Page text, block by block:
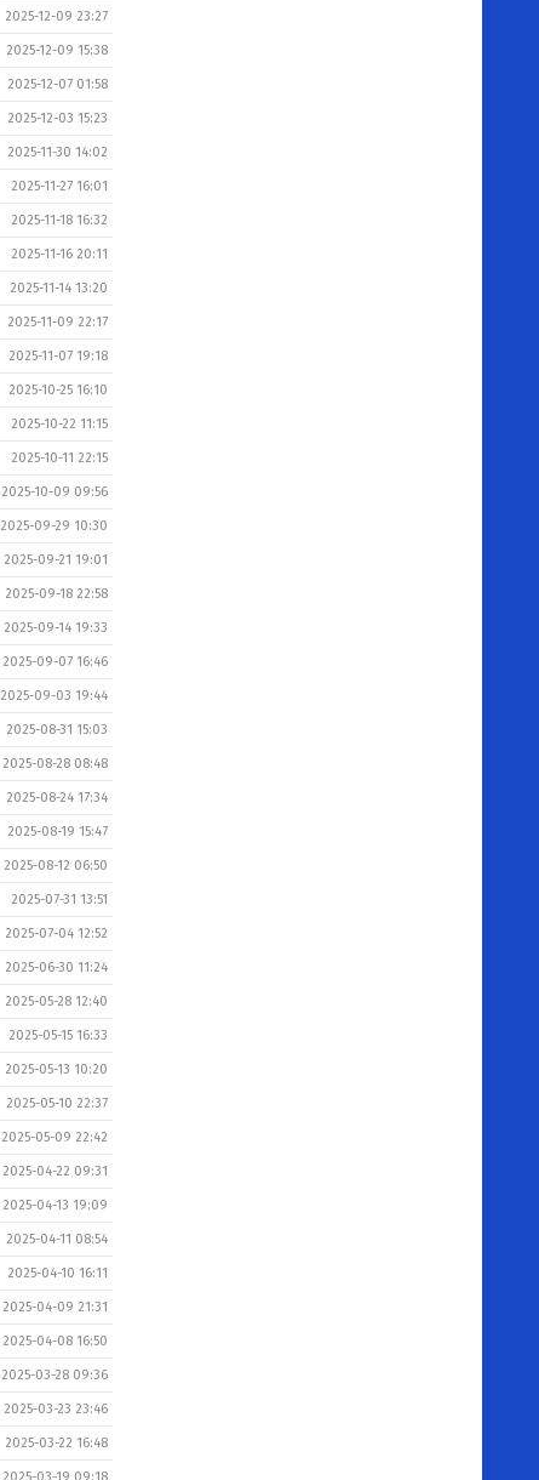
2025-12-09 23:27
2025-12-09 15:38
2025-12-07 01:58
2025-12-03 15:23
2025-11-30 14:02
2025-11-27 16:01
2025-11-18 16:32
2025-11-16 20:11
2025-11-14 13:20
2025-11-09 22:17
2025-11-07 19:18
2025-10-25 16:10
2025-10-22 11:15
2025-10-11 22:15
2025-10-09 09:56
2025-09-29 10:30
2025-09-21 19:01
2025-09-18 22:58
2025-09-14 19:33
2025-09-07 16:46
2025-09-03 19:44
2025-08-31 15:03
2025-08-28 08:48
2025-08-24 17:34
2025-08-19 15:47
2025-08-12 06:50
2025-07-31 13:51
2025-07-04 12:52
2025-06-30 11:24
2025-05-28 12:40
2025-05-15 16:33
2025-05-13 10:20
2025-05-10 22:37
2025-05-09 22:42
2025-04-22 09:31
2025-04-13 19:09
2025-04-11 08:54
2025-04-10 16:11
2025-04-09 21:31
2025-04-08 16:50
2025-03-28 09:36
2025-03-23 23:46
2025-03-22 16:48